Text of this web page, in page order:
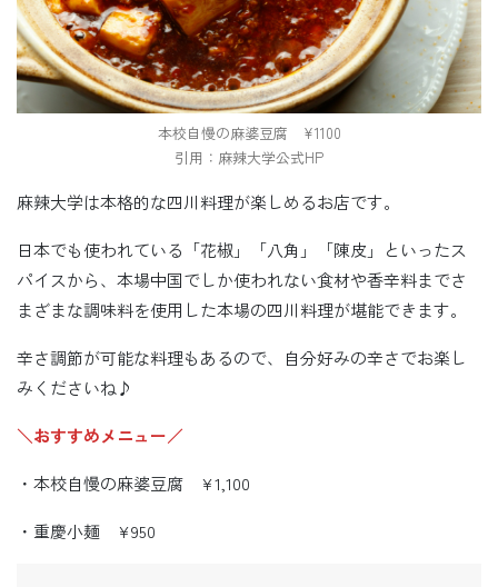
本校自慢の麻婆豆腐 ¥1100
引用：麻辣大学公式HP
麻辣大学は本格的な四川料理が楽しめるお店です。
日本でも使われている「花椒」「八角」「陳皮」といったス
パイスから、本場中国でしか使われない食材や香辛料までさ
まざまな調味料を使用した本場の四川料理が堪能できます。
辛さ調節が可能な料理もあるので、自分好みの辛さでお楽し
みくださいね♪
＼おすすめメニュー／
・本校自慢の麻婆豆腐 ¥1,100
・重慶小麺 ¥950